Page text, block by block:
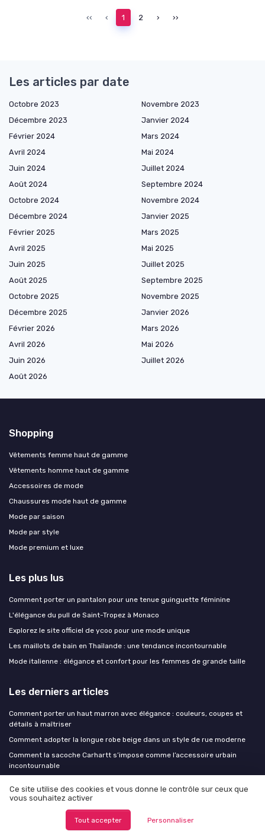
‹‹ ‹ 1 2 › ››
Les articles par date
Octobre 2023
Novembre 2023
Décembre 2023
Janvier 2024
Février 2024
Mars 2024
Avril 2024
Mai 2024
Juin 2024
Juillet 2024
Août 2024
Septembre 2024
Octobre 2024
Novembre 2024
Décembre 2024
Janvier 2025
Février 2025
Mars 2025
Avril 2025
Mai 2025
Juin 2025
Juillet 2025
Août 2025
Septembre 2025
Octobre 2025
Novembre 2025
Décembre 2025
Janvier 2026
Février 2026
Mars 2026
Avril 2026
Mai 2026
Juin 2026
Juillet 2026
Août 2026
Shopping
Vêtements femme haut de gamme
Vêtements homme haut de gamme
Accessoires de mode
Chaussures mode haut de gamme
Mode par saison
Mode par style
Mode premium et luxe
Les plus lus
Comment porter un pantalon pour une tenue guinguette féminine
L'élégance du pull de Saint-Tropez à Monaco
Explorez le site officiel de ycoo pour une mode unique
Les maillots de bain en Thaïlande : une tendance incontournable
Mode italienne : élégance et confort pour les femmes de grande taille
Les derniers articles
Comment porter un haut marron avec élégance : couleurs, coupes et
détails à maîtriser
Comment adopter la longue robe beige dans un style de rue moderne
Comment la sacoche Carhartt s’impose comme l’accessoire urbain
incontournable
faire trop
Ce site utilise des cookies et vous donne le contrôle sur ceux que
vous souhaitez activer
Tout accepter Personnaliser